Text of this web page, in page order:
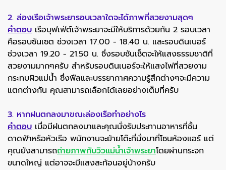
2. ล่องเรือเจ้าพระยารอบเวลาใดจะได้ภาพที่สวยงามสุดๆ
คำตอบ เรือบุฟเฟ่ต์เจ้าพระยาจะมีให้บริการด้วยกัน 2 รอบเวลา
คือรอบซันเซต ช่วงเวลา 17.00 - 18.40 น. และรอบดินเนอร์
ช่วงเวลา 19.20 - 21.50 น. ซึ่งรอบซันเซ็ตจะให้แสงธรรมชาติที่
สวยงามมากๆครับ สำหรับรอบดินเนอร์จะให้แสงไฟที่สวยงาม
กระทบผิวแม่น้ำ ซึ่งฟีลและบรรยากาศความรู้สึกต่างๆจะมีความ
แตกต่างกัน คุณสามารถเลือกได้เลยอย่างเต็มที่ครับ
3. หากฝนตกลงมาขณะล่องเรือทำอย่างไร
คำตอบ เมื่อมีฝนตกลงมาและคุณนั่งรับประทานอาหารที่ชั้น
ดาดฟ้าหรือหัวเรือ พนักงานจะย้ายโต๊ะที่นั่งมาที่โซนห้องแอร์ แต่
คุณยังสามารถถ่ายภาพกับวิวแม่น้ำเจ้าพระยาโดยผ่านกระจก
ขนาดใหญ่ แต่อาจจะมีแสงสะท้อนอยู่บ้างครับ